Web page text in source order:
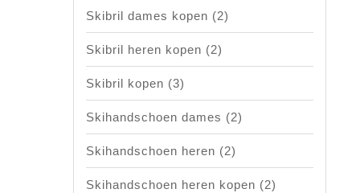
Skibril dames kopen (2)
Skibril heren kopen (2)
Skibril kopen (3)
Skihandschoen dames (2)
Skihandschoen heren (2)
Skihandschoen heren kopen (2)